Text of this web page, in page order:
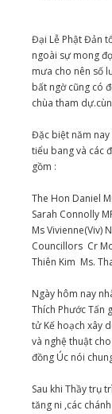
Đại Lễ Phật Đản
ngoài sự mong
mưa cho nên số
bất ngờ cũng có
chùa tham
Đặc biệt năm nay
tiểu bang và các
gồm :
The Hon Daniel
Sarah Connolly
Ms Vivienne(Viv)
Councillors Cr
Thiên Kim Ms.
Ngày hôm nay
Thích Phước Tấn
tử Kế hoạch xây
và nghệ thuật
đồng Úc nói
Sau khi Thầy trụ
tăng ni ,các